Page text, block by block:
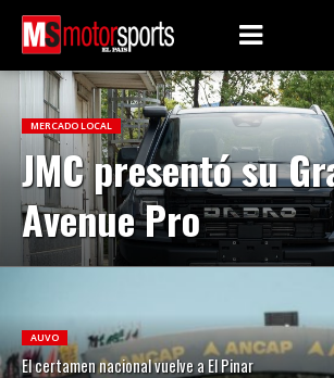
MERCADO LOCAL
JMC presentó su
Avenue Pro
AUVO
El certamen nacional vuelve a El Pinar